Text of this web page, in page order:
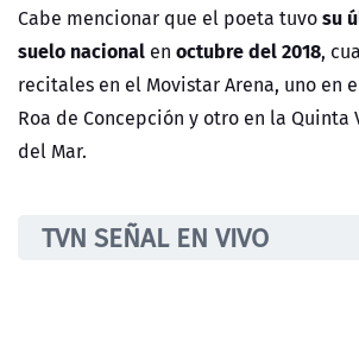
Cabe mencionar que el poeta tuvosu
suelo nacional en octubre del 2018,
recitales en el Movistar Arena, uno en
Roa de Concepción y otro en la Quinta
del Mar.​
TVN SEÑAL EN VIVO